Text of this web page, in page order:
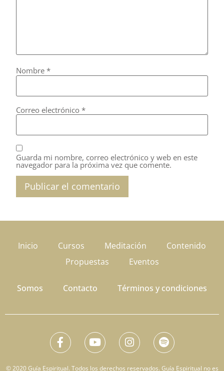
Nombre *
Correo electrónico *
Guarda mi nombre, correo electrónico y web en este
navegador para la próxima vez que comente.
Inicio Cursos Meditación
Contenido
Propuestas
Eventos
Somos Contacto Términos y condiciones
© 2020 Guía Espiritual. Todos los derechos reservados. Guía Espiritual no es